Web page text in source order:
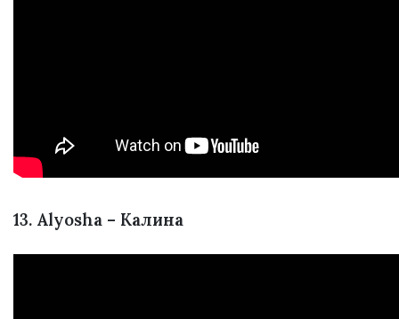
13. Alyosha – Калина